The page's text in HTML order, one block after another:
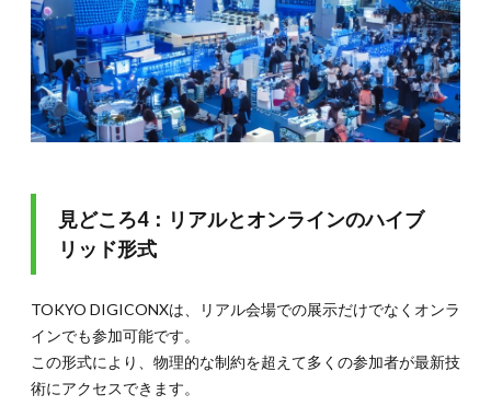
見どころ4：リアルとオンラインのハイブ
リッド形式
TOKYO DIGICONXは、リアル会場での展示だけでなくオンラ
インでも参加可能です。
この形式により、物理的な制約を超えて多くの参加者が最新技
術にアクセスできます。